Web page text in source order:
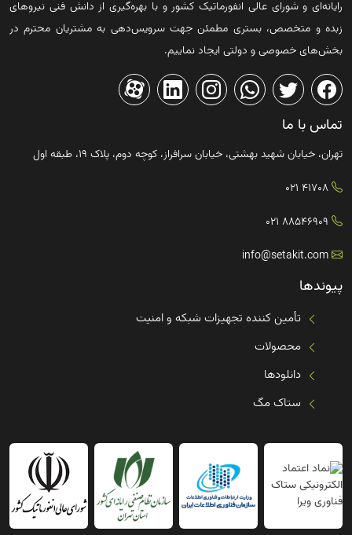
رایانه‌ای و شورای عالی انفورماتیک کشور و با بهره‌گیری از دانش فنی نیروهای
زبده و متخصص، بستری مطمئن جهت سرویس‌دهی به مشتریان محترم در
بخش‌های خصوصی و دولتی ایجاد نماییم.
تماس با ما
تهران، خیابان شهید بهشتی، خیابان سرافراز، کوچه دوم، پلاک ۱۹، طبقه اول
41708 021
88546909 021
info@setakit.com
پیوندها
تأمین کننده تجهیزات شبکه و امنیت
محصولات
دانلودها
ستاک مگ